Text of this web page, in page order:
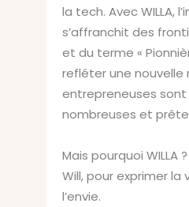
la tech. Avec WILLA,
s’affranchit des
et du terme «
refléter une nouvelle
entrepreneuses sont
nombreuses et
Mais pourquoi WILLA ?
Will, pour exprimer la
l’envie.